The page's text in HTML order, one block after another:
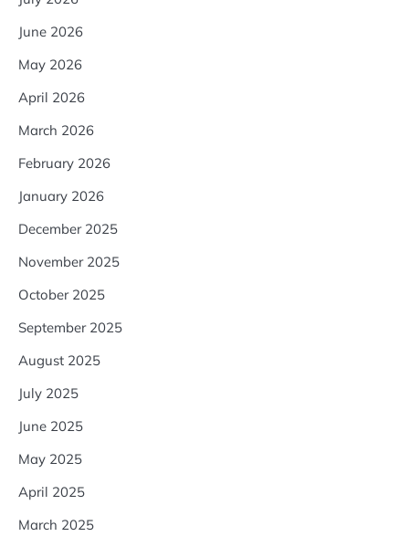
June 2026
May 2026
April 2026
March 2026
February 2026
January 2026
December 2025
November 2025
October 2025
September 2025
August 2025
July 2025
June 2025
May 2025
April 2025
March 2025